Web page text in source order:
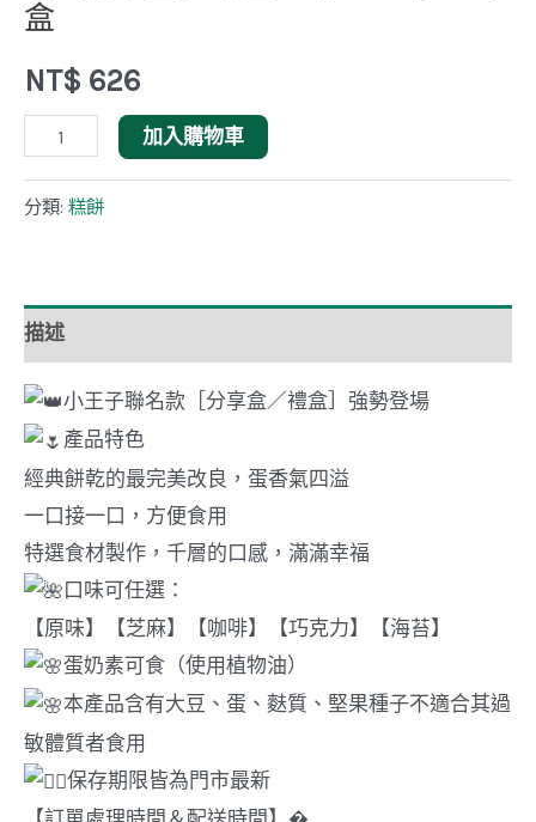
盒
NT$ 626
【六
初
8
蛋
捲
~
王
子
聯
名
款
享
加入購物車
分類: 糕餅
描述
小王子聯名款［分享盒／禮盒］強勢登場
產品特色
經典餅乾的最完美改良，蛋香氣四溢
一口接一口，方便食用
特選食材製作，千層的口感，滿滿幸福
口味可任選：
【原味】【芝麻】【咖啡】【巧克力】【海苔】
蛋奶素可食（使用植物油）
本產品含有大豆、蛋、麩質、堅果種子不適合其過
敏體質者食用
保存期限皆為門市最新